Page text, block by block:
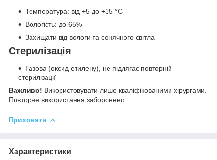
Температура: від +5 до +35 °C
Вологість: до 65%
Захищати від вологи та сонячного світла
Стерилізація
Газова (оксид етилену), не підлягає повторній
стерилізації
Важливо! Використовувати лише кваліфікованими хірургами.
Повторне використання заборонено.
Приховати
Характеристики